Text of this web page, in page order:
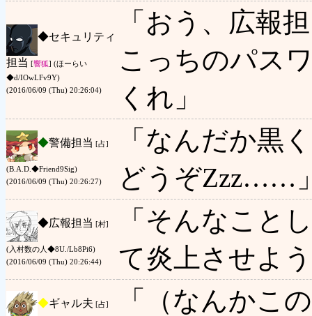
◆セキュリティ
担当 [響狐] (ほーらい
◆d/IOwLFv9Y)
(2016/06/09 (Thu) 20:26:04)
「おう、広報
こっちのパス
くれ」
◆警備担当 [占]
(B.A.D.◆Friend9Sig)
(2016/06/09 (Thu) 20:26:27)
「なんだか黒
どうぞZzz……
◆広報担当 [村]
(入村数の人◆8U./Lb8Pi6)
(2016/06/09 (Thu) 20:26:44)
「そんなこと
て炎上させよ
◆ギャル夫 [占]
「（なんかこ